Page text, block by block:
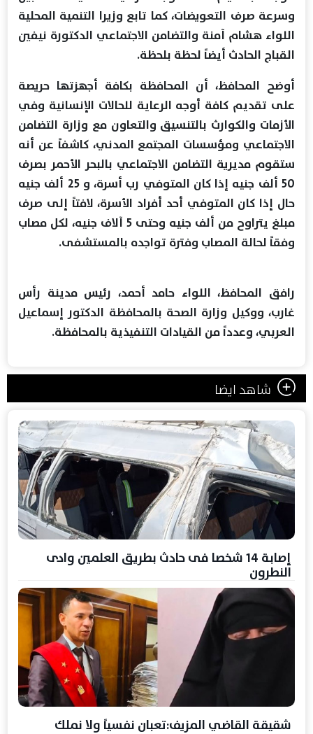
وسرعة صرف التعويضات، كما تابع وزيرا التنمية المحلية
اللواء هشام آمنة والتضامن الاجتماعي الدكتورة نيفين
القباج الحادث أيضاً لحظة بلحظة.
أوضح المحافظ، أن المحافظة بكافة أجهزتها حريصة
على تقديم كافة أوجه الرعاية للحالات الإنسانية وفي
الأزمات والكوارث بالتنسيق والتعاون مع وزارة التضامن
الاجتماعي ومؤسسات المجتمع المدني، كاشفاً عن أنه
ستقوم مديرية التضامن الاجتماعي بالبحر الأحمر بصرف
50 ألف جنيه إذا كان المتوفي رب أسرة، و 25 ألف جنيه
حال إذا كان المتوفي أحد أفراد الأسرة، لافتاً إلى صرف
مبلغ يتراوح من ألف جنيه وحتى 5 آلاف جنيه، لكل مصاب
وفقاً لحالة المصاب وفترة تواجده بالمستشفى.
رافق المحافظ، اللواء حامد أحمد، رئيس مدينة رأس
غارب، ووكيل وزارة الصحة بالمحافظة الدكتور إسماعيل
العربي، وعدداً من القيادات التنفيذية بالمحافظة.
شاهد ايضا
إصابة 14 شخصا فى حادث بطريق العلمين وادى
النطرون
شقيقة القاضي المزيف:تعبان نفسياً ولا نملك